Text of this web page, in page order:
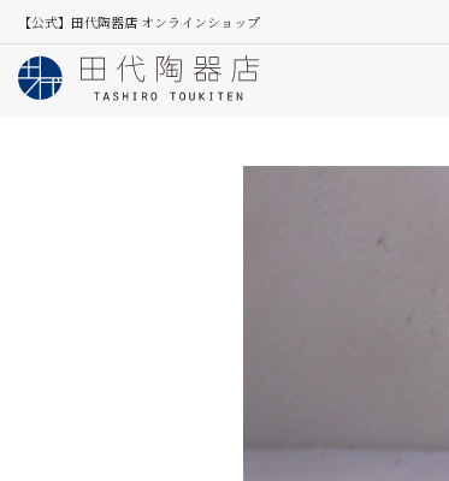
【公式】田代陶器店 オンラインショップ